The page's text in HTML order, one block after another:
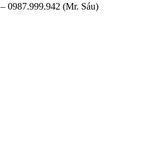
– 0987.999.942 (Mr. Sáu)